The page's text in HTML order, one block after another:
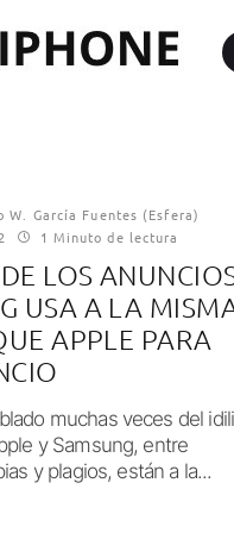
W. García Fuentes (Esfera)
1 Minuto de lectura
LOS
USA A LA
APPLE PARA
muchas veces del
y Samsung, entre
y plagios, están a la...